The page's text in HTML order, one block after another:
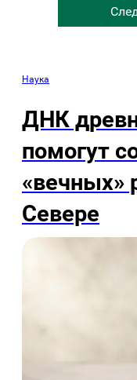
Наука
ДНК
помогут
«вечных»
Севере